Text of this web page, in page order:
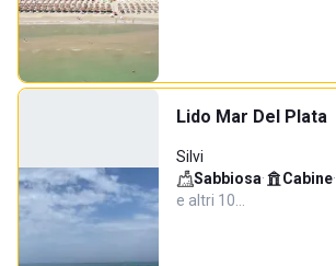
Lido Mar Del Plata
Silvi
Sabbiosa· Cabine·
e altri 10…